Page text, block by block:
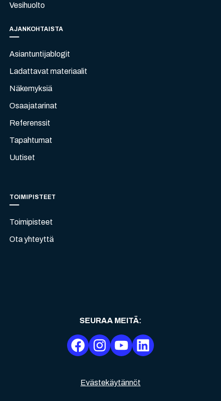
Vesihuolto
AJANKOHTAISTA
Asiantuntijablogit
Ladattavat materiaalit
Näkemyksiä
Osaajatarinat
Referenssit
Tapahtumat
Uutiset
TOIMIPISTEET
Toimipisteet
Ota yhteyttä
Evästekäytännöt
SEURAA MEITÄ: